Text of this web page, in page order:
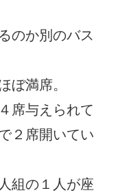
のか別のバス
ぼ満席。
席与えられて
２席開いてい
組の１人が座